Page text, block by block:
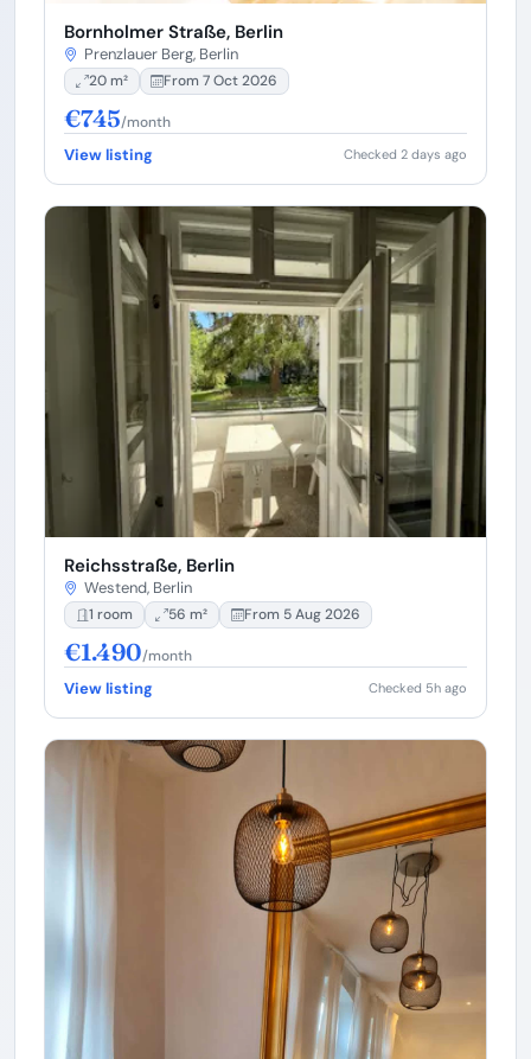
Bornholmer Straße, Berlin
Prenzlauer Berg, Berlin
20 m² From 7 Oct 2026
€745/month
View listing Checked 2 days ago
Reichsstraße, Berlin
Westend, Berlin
1 room 56 m² From 5 Aug 2026
€1.490/month
View listing Checked 5h ago